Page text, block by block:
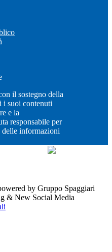
il sostegno della
i suoi contenuti
e la
responsabile per
delle informazioni
by Gruppo Spaggiari
& New Social Media